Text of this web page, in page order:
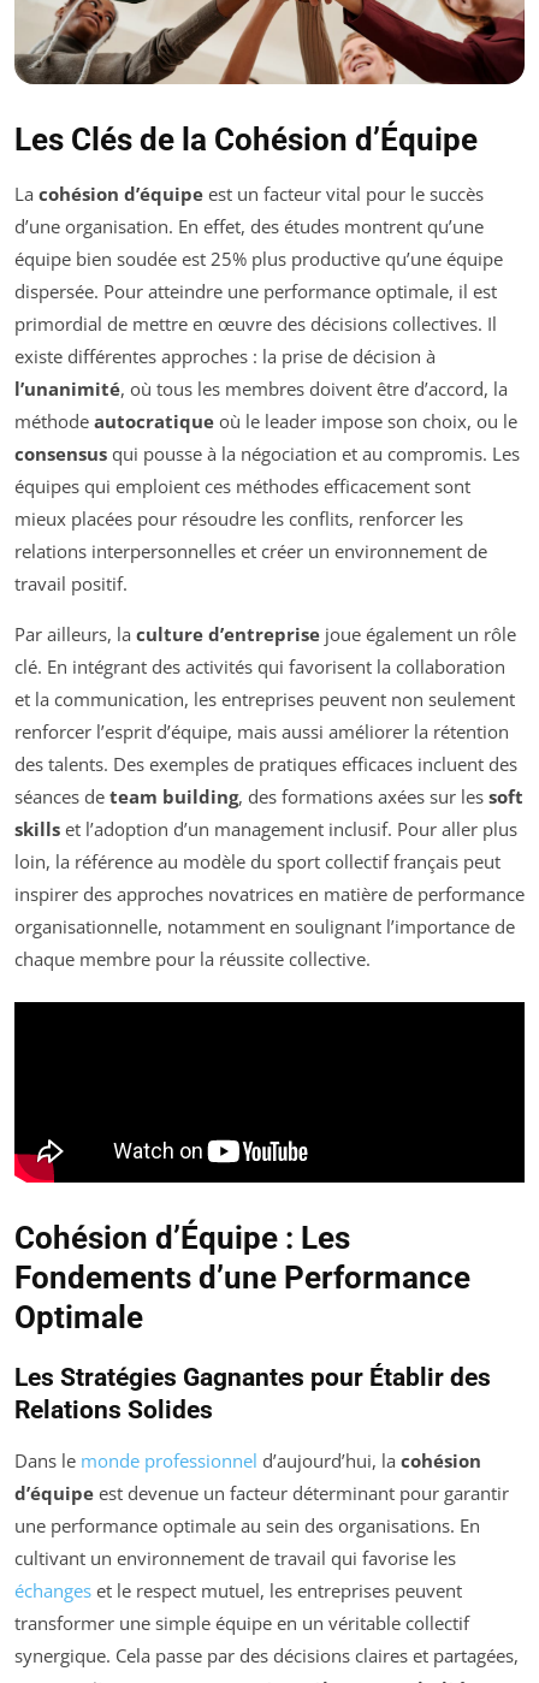
Les Clés de la Cohésion d’Équipe
La cohésion d’équipe est un facteur vital pour le succès
d’une organisation. En effet, des études montrent qu’une
équipe bien soudée est 25% plus productive qu’une équipe
dispersée. Pour atteindre une performance optimale, il est
primordial de mettre en œuvre des décisions collectives. Il
existe différentes approches : la prise de décision à
l’unanimité, où tous les membres doivent être d’accord, la
méthode autocratique où le leader impose son choix, ou le
consensus qui pousse à la négociation et au compromis. Les
équipes qui emploient ces méthodes efficacement sont
mieux placées pour résoudre les conflits, renforcer les
relations interpersonnelles et créer un environnement de
travail positif.
Par ailleurs, la culture d’entreprise joue également un rôle
clé. En intégrant des activités qui favorisent la collaboration
et la communication, les entreprises peuvent non seulement
renforcer l’esprit d’équipe, mais aussi améliorer la rétention
des talents. Des exemples de pratiques efficaces incluent des
séances de team building, des formations axées sur les soft
skills et l’adoption d’un management inclusif. Pour aller plus
loin, la référence au modèle du sport collectif français peut
inspirer des approches novatrices en matière de performance
organisationnelle, notamment en soulignant l’importance de
chaque membre pour la réussite collective.
Cohésion d’Équipe : Les
Fondements d’une Performance
Optimale
Les Stratégies Gagnantes pour Établir des
Relations Solides
Dans le monde professionnel d’aujourd’hui, la cohésion
d’équipe est devenue un facteur déterminant pour garantir
une performance optimale au sein des organisations. En
cultivant un environnement de travail qui favorise les
échanges et le respect mutuel, les entreprises peuvent
transformer une simple équipe en un véritable collectif
synergique. Cela passe par des décisions claires et partagées,